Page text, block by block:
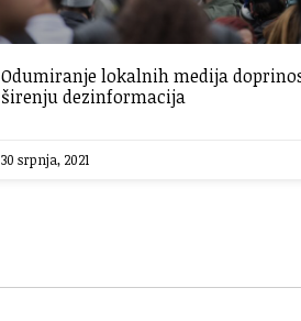
Odumiranje lokalnih medija
širenju dezinformacija
30 srpnja, 2021